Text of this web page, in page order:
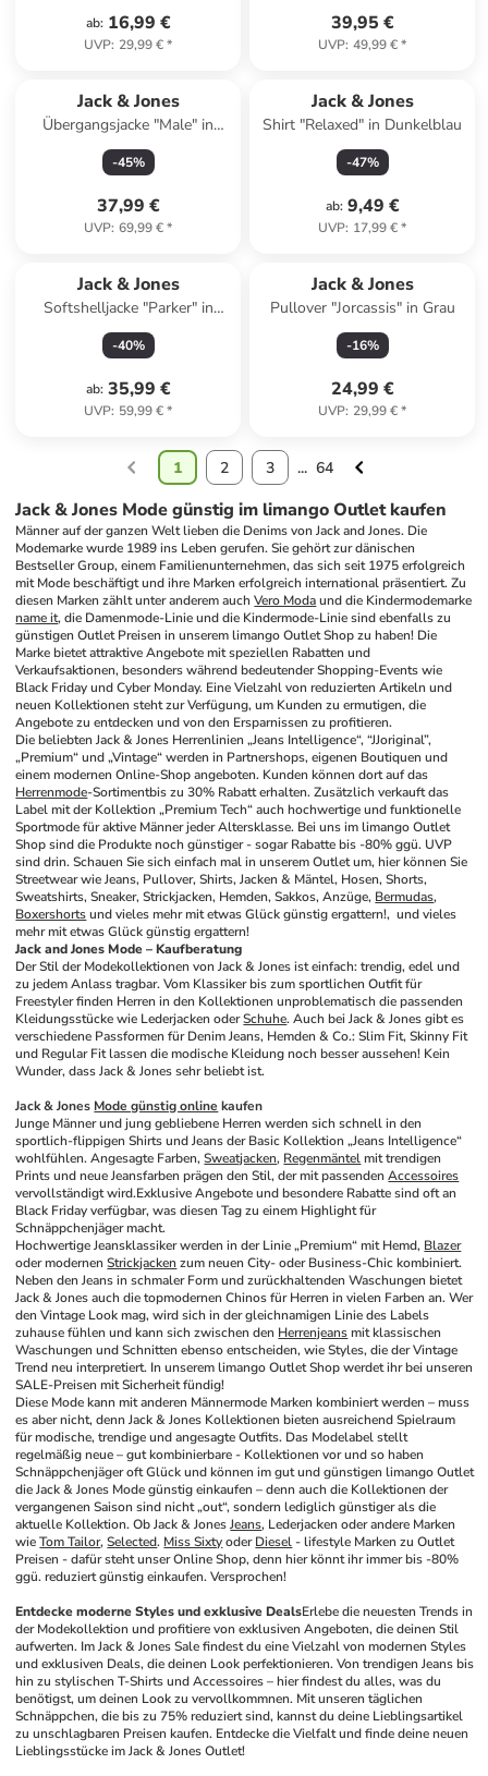
ab: 16,99 €
UVP: 29,99 €*
39,95 €
UVP: 49,99 €*
Jack & Jones
Übergangsjacke "Male" in
Dunkelblau
-45%
37,99 €
UVP: 69,99 €*
Jack & Jones
Shirt "Relaxed" in Dunkelblau
-47%
ab: 9,49 €
UVP: 17,99 €*
Jack & Jones
Softshelljacke "Parker" in
Beige
-40%
ab: 35,99 €
UVP: 59,99 €*
Jack & Jones
Pullover "Jorcassis" in Grau
-16%
24,99 €
UVP: 29,99 €*
1 2 3 ... 64
Jack & Jones Mode günstig im limango Outlet kaufen
Männer auf der ganzen Welt lieben die Denims von Jack and Jones. Die
Modemarke wurde 1989 ins Leben gerufen. Sie gehört zur dänischen
Bestseller Group, einem Familienunternehmen, das sich seit 1975 erfolgreich
mit Mode beschäftigt und ihre Marken erfolgreich international präsentiert. Zu
diesen Marken zählt unter anderem auch Vero Moda
name it, die Damenmode-Linie und die Kindermode-Linie sind ebenfalls zu
günstigen Outlet Preisen in unserem limango Outlet Shop zu haben! Die
Marke bietet attraktive Angebote mit speziellen Rabatten und
Verkaufsaktionen, besonders während bedeutender Shopping-Events wie
Black Friday und Cyber Monday. Eine Vielzahl von reduzierten Artikeln und
neuen Kollektionen steht zur Verfügung, um Kunden zu ermutigen, die
Angebote zu entdecken und von den Ersparnissen zu profitieren.
Die beliebten Jack & Jones Herrenlinien „Jeans Intelligence“, “JJoriginal”,
„Premium“ und „Vintage“ werden in Partnershops, eigenen Boutiquen und
Herrenmode-Sortimentbis zu 30% Rabatt erhalten. Zusätzlich verkauft das
Label mit der Kollektion „Premium Tech“ auch hochwertige und funktionelle
Sportmode für aktive Männer jeder Altersklasse. Bei uns im limango Outlet
Shop sind die Produkte noch günstiger - sogar Rabatte bis -80% ggü. UVP
sind drin. Schauen Sie sich einfach mal in unserem Outlet um, hier können Sie
Streetwear wie Jeans, Pullover, Shirts, Jacken & Mäntel, Hosen, Shorts,
Sweatshirts, Sneaker, Strickjacken, Hemden, Sakkos, Anzüge, Bermudas
Boxershorts und vieles mehr mit etwas Glück günstig ergattern!,  und vieles
mehr mit etwas Glück günstig ergattern!
Jack and Jones Mode – Kaufberatung
Der Stil der Modekollektionen von Jack & Jones ist einfach: trendig, edel und
zu jedem Anlass tragbar. Vom Klassiker bis zum sportlichen Outfit für
Freestyler finden Herren in den Kollektionen unproblematisch die passenden
Kleidungsstücke wie Lederjacken oder Schuhe. Auch bei Jack & Jones gibt es
verschiedene Passformen für Denim Jeans, Hemden & Co.: Slim Fit, Skinny Fit
und Regular Fit lassen die modische Kleidung noch besser aussehen! Kein
Wunder, dass Jack & Jones sehr beliebt ist.
Jack & Jones Mode günstig online kaufen
Junge Männer und jung gebliebene Herren werden sich schnell in den
sportlich-flippigen Shirts und Jeans der Basic Kollektion „Jeans Intelligence“
wohlfühlen. Angesagte Farben, Sweatjacken, Regenmäntel mit trendigen
Prints und neue Jeansfarben prägen den Stil, der mit passenden Accessoires
vervollständigt wird.Exklusive Angebote und besondere Rabatte sind oft an
Black Friday verfügbar, was diesen Tag zu einem Highlight für
Schnäppchenjäger macht.
Hochwertige Jeansklassiker werden in der Linie „Premium“ mit Hemd, Blazer
oder modernen Strickjacken zum neuen City- oder Business-Chic kombiniert.
Neben den Jeans in schmaler Form und zurückhaltenden Waschungen bietet
Jack & Jones auch die topmodernen Chinos für Herren in vielen Farben an. Wer
den Vintage Look mag, wird sich in der gleichnamigen Linie des Labels
zuhause fühlen und kann sich zwischen den Herrenjeans mit klassischen
Waschungen und Schnitten ebenso entscheiden, wie Styles, die der Vintage
Trend neu interpretiert. In unserem limango Outlet Shop werdet ihr bei unseren
SALE-Preisen mit Sicherheit fündig!
Diese Mode kann mit anderen Männermode Marken kombiniert werden – muss
es aber nicht, denn Jack & Jones Kollektionen bieten ausreichend Spielraum
für modische, trendige und angesagte Outfits. Das Modelabel stellt
regelmäßig neue – gut kombinierbare - Kollektionen vor und so haben
Schnäppchenjäger oft Glück und können im gut und günstigen limango Outlet
die Jack & Jones Mode günstig einkaufen – denn auch die Kollektionen der
vergangenen Saison sind nicht „out“, sondern lediglich günstiger als die
aktuelle Kollektion. Ob Jack & Jones Jeans, Lederjacken oder andere Marken
wie Tom Tailor, Selected. Miss Sixty oder Diesel - lifestyle Marken zu Outlet
Preisen - dafür steht unser Online Shop, denn hier könnt ihr immer bis -80%
ggü. reduziert günstig einkaufen. Versprochen!
Entdecke moderne Styles und exklusive DealsErlebe die neuesten Trends in
der Modekollektion und profitiere von exklusiven Angeboten, die deinen Stil
aufwerten. Im Jack & Jones Sale findest du eine Vielzahl von modernen Styles
und exklusiven Deals, die deinen Look perfektionieren. Von trendigen Jeans bis
hin zu stylischen T-Shirts und Accessoires – hier findest du alles, was du
benötigst, um deinen Look zu vervollkommnen. Mit unseren täglichen
Schnäppchen, die bis zu 75% reduziert sind, kannst du deine Lieblingsartikel
zu unschlagbaren Preisen kaufen. Entdecke die Vielfalt und finde deine neuen
Lieblingsstücke im Jack & Jones Outlet!